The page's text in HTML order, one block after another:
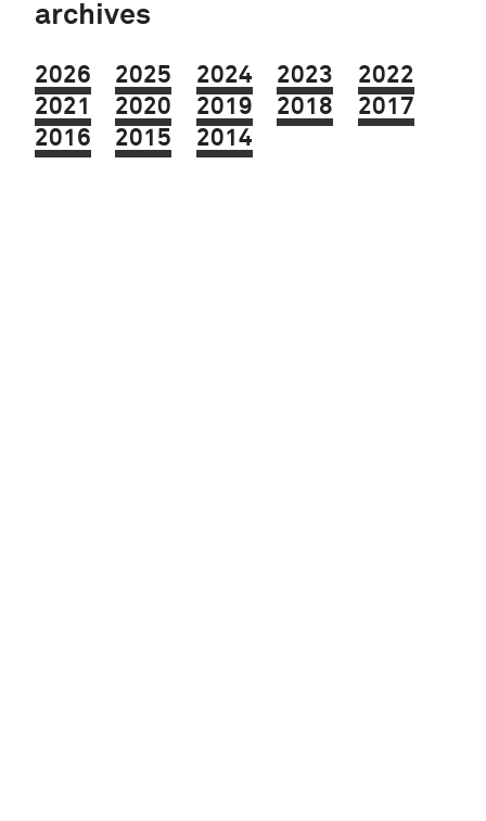
archives
2026 2025 2024 2023
2022
2021
2020 2019 2018
2017
2016
2015 2014